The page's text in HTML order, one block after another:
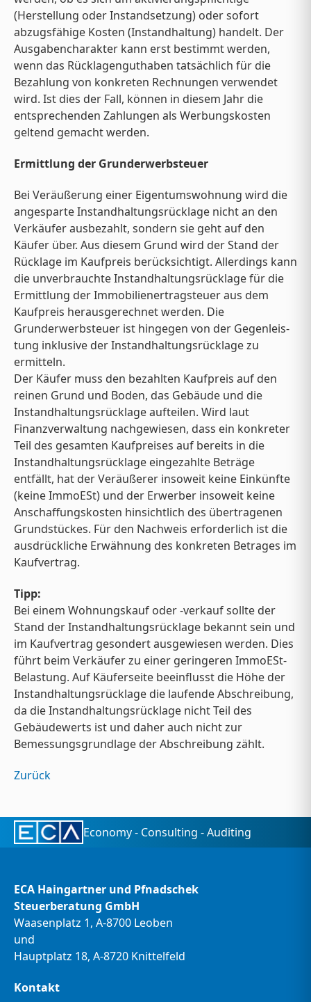
(Herstellung oder Instandsetzung) oder sofort
abzugsfähige Kosten (Instandhaltung) handelt. Der
Ausgabencharakter kann erst bestimmt werden,
wenn das Rücklagenguthaben tatsächlich für die
Bezahlung von konkreten Rechnungen verwendet
wird. Ist dies der Fall, können in diesem Jahr die
entsprechenden Zahlungen als Werbungskosten
geltend gemacht werden.
Ermittlung der Grunderwerbsteuer
Bei Veräußerung einer Eigentumswohnung wird die
angesparte Instandhaltungsrücklage nicht an den
Verkäufer ausbezahlt, sondern sie geht auf den
Käufer über. Aus diesem Grund wird der Stand der
Rücklage im Kaufpreis berücksichtigt. Allerdings kann
die unverbrauchte Instandhaltungsrücklage für die
Ermittlung der Immobilienertragsteuer aus dem
Kaufpreis herausgerechnet werden. Die
Grunderwerbsteuer ist hingegen von der Gegenleis-
tung inklusive der Instandhaltungsrücklage zu
ermitteln.
Der Käufer muss den bezahlten Kaufpreis auf den
reinen Grund und Boden, das Gebäude und die
Instandhaltungsrücklage aufteilen. Wird laut
Finanzverwaltung nachgewiesen, dass ein konkreter
Teil des gesamten Kaufpreises auf bereits in die
Instandhaltungsrücklage eingezahlte Beträge
entfällt, hat der Veräußerer insoweit keine Einkünfte
(keine ImmoESt) und der Erwerber insoweit keine
Anschaffungskosten hinsichtlich des übertragenen
Grundstückes. Für den Nachweis erforderlich ist die
ausdrückliche Erwähnung des konkreten Betrages im
Kaufvertrag.
Tipp:
Bei einem Wohnungskauf oder -verkauf sollte der
Stand der Instandhaltungsrücklage bekannt sein und
im Kaufvertrag gesondert ausgewiesen werden. Dies
führt beim Verkäufer zu einer geringeren ImmoESt-
Belastung. Auf Käuferseite beeinflusst die Höhe der
Instandhaltungsrücklage die laufende Abschreibung,
da die Instandhaltungsrücklage nicht Teil des
Gebäudewerts ist und daher auch nicht zur
Bemessungsgrundlage der Abschreibung zählt.
Zurück
Economy - Consulting - Auditing
ECA Haingartner und Pfnadschek
Steuerberatung GmbH
Waasenplatz 1, A-8700 Leoben
und
Hauptplatz 18, A-8720 Knittelfeld
Kontakt